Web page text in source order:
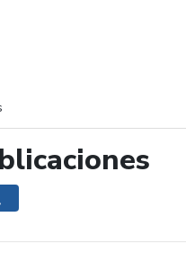
opciones de búsqueda